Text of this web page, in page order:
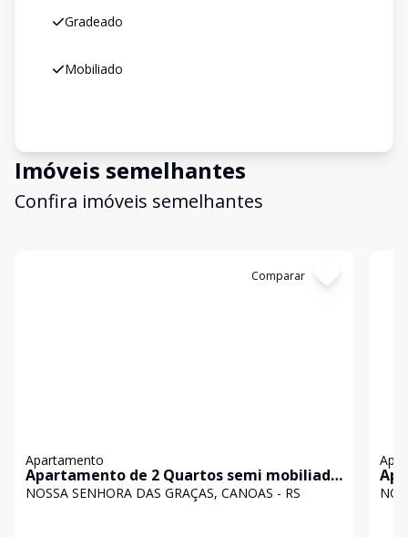
Gradeado
Mobiliado
Imóveis semelhantes
Confira imóveis semelhantes
Comparar
Apartamento
Apartamento de 2 Quartos semi mobiliado
com vaga de garagem no bairro Nossa
NOSSA SENHORA DAS GRAÇAS, CANOAS - RS